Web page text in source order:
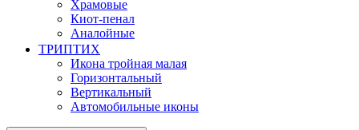
Храмовые
Киот-пенал
Аналойные
ТРИПТИХ
Икона тройная малая
Горизонтальный
Вертикальный
Автомобильные иконы